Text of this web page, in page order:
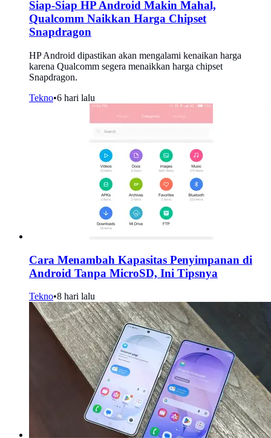
Siap-Siap HP Android Makin Mahal,
Qualcomm Naikkan Harga Chipset
Snapdragon
HP Android dipastikan akan mengalami kenaikan harga
karena Qualcomm segera menaikkan harga chipset
Snapdragon.
Tekno•6 hari lalu
Cara Menambah Kapasitas Penyimpanan di
Android Tanpa MicroSD, Ini Tipsnya
Tekno•8 hari lalu